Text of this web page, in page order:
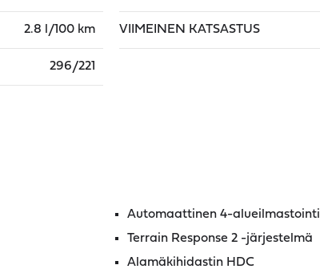
2.8 l/100 km
296/221
VIIMEINEN KATSASTUS
Automaattinen 4-alueilmastointi
Terrain Response 2 -järjestelmä
Alamäkihidastin HDC